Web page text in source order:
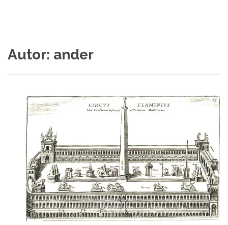
Autor: ander